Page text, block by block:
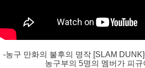
-농구 만화의 불후의 명작 [SLAM
농구부의 5명의 멤버가 피규